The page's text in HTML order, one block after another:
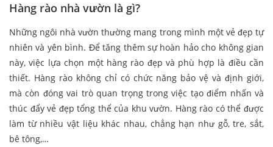
Hàng rào nhà vườn là gì?
Những ngôi nhà vườn thường mang trong mình một vẻ đẹp tự
nhiên và yên bình. Để tăng thêm sự hoàn hảo cho không gian
này, việc lựa chọn một hàng rào đẹp và phù hợp là điều cần
thiết. Hàng rào không chỉ có chức năng bảo vệ và định giới,
mà còn đóng vai trò quan trọng trong việc tạo điểm nhấn và
thúc đẩy vẻ đẹp tổng thể của khu vườn. Hàng rào có thể được
làm từ nhiều vật liệu khác nhau, chẳng hạn như gỗ, tre, sắt,
bê tông,…